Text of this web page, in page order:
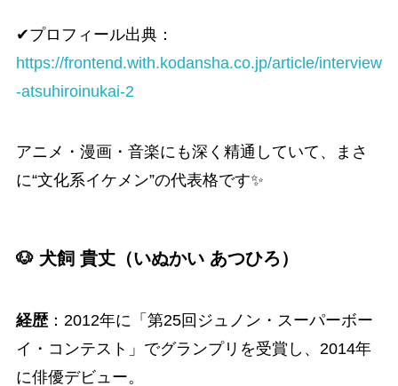
✔プロフィール出典：
https://frontend.with.kodansha.co.jp/article/interview
-atsuhiroinukai-2
アニメ・漫画・音楽にも深く精通していて、まさ
に“文化系イケメン”の代表格です✨
🐶 犬飼 貴丈（いぬかい あつひろ）
経歴：2012年に「第25回ジュノン・スーパーボー
イ・コンテスト」でグランプリを受賞し、2014年
に俳優デビュー。